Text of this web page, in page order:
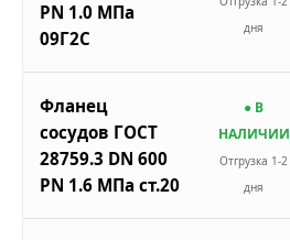
PN 1.0 МПа
09Г2С
дня
Фланец
сосудов ГОСТ
28759.3 DN 600
PN 1.6 МПа ст.20
● В
НАЛИЧИИ
Отгрузка 1-2
дня